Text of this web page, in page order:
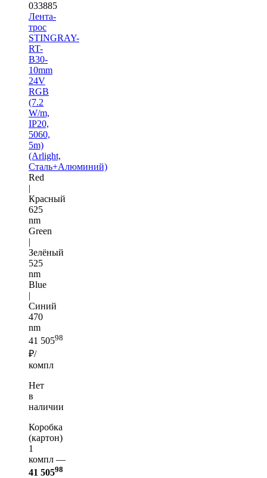
033885
Лента-
трос
STINGRAY-
RT-
B30-
10mm
24V
RGB
(7.2
W/m,
IP20,
5060,
5m)
(Arlight,
Сталь+Алюминий)
Red
|
Красный
625
nm
Green
|
Зелёный
525
nm
Blue
|
Синий
470
nm
41 50598
₽/
компл
Нет
в
наличии
Коробка
(картон)
1
компл —
41 50598